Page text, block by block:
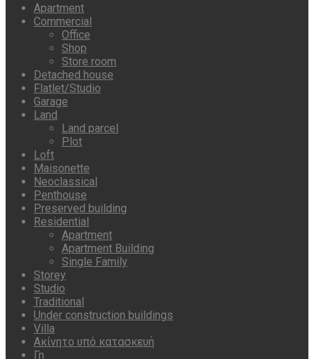
Apartment
Commercial
Office
Shop
Store room
Detached house
Flatlet/Studio
Garage
Land
Land parcel
Plot
Loft
Maisonette
Neoclassical
Penthouse
Preserved building
Residential
Apartment
Apartment Building
Single Family
Storey
Studio
Traditional
Under construction buildings
Villa
Ακίνητο υπό κατασκευή
Γη